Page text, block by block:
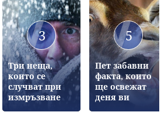
3
Три неща,
които се
случват при
измръзване
5
Пет забавни
факта, които
ще освежат
деня ви